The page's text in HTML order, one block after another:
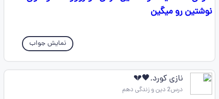
نوشتین رو میگین
نمایش جواب
نازی کورد.🖤💔
درس2 دین و زندگی دهم